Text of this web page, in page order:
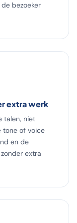
bezoeker
extra werk
talen, niet
tone of voice
en de
extra